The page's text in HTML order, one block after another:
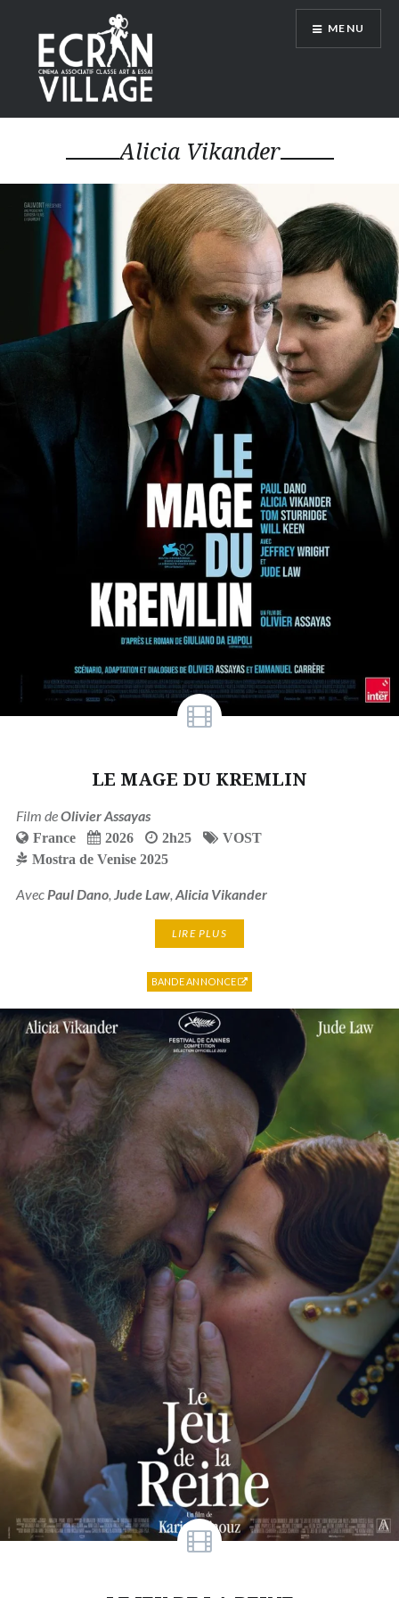
contenu
principal
ÉCRAN VILLAGE
MENU
Alicia Vikander
LE MAGE DU KREMLIN
Film deOlivier Assayas
France 2026 2h25
VOST
Mostra de Venise 2025
Avec Paul Dano, Jude Law, Alicia Vikander
LIRE PLUS
BANDE ANNONCE